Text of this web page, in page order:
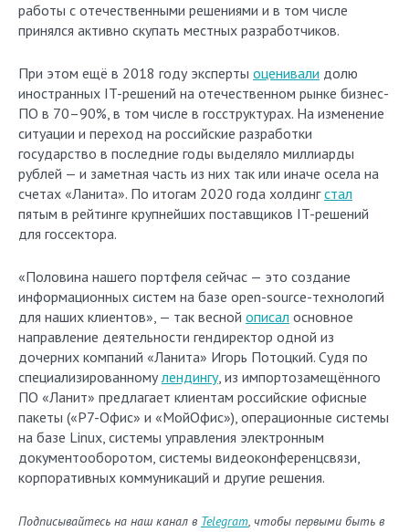
работы с отечественными решениями и в том числе
принялся активно скупать местных разработчиков.
При этом ещё в 2018 году эксперты оценивали долю
иностранных IT-решений на отечественном рынке бизнес-
ПО в 70–90%, в том числе в госструктурах. На изменение
ситуации и переход на российские разработки
государство в последние годы выделяло миллиарды
рублей — и заметная часть из них так или иначе осела на
счетах «Ланита». По итогам 2020 года холдингстал
пятым в рейтинге крупнейших поставщиков IT-решений
для госсектора.
«Половина нашего портфеля сейчас — это создание
информационных систем на базе open-source-технологий
для наших клиентов», — так весной описал основное
направление деятельности гендиректор одной из
дочерних компаний «Ланита» Игорь Потоцкий. Судя по
специализированномулендингу, из импортозамещённого
ПО «Ланит» предлагает клиентам российские офисные
пакеты («Р7-Офис» и «МойОфис»), операционные системы
на базе Linux, системы управления электронным
документооборотом, системы видеоконференцсвязи,
корпоративных коммуникаций и другие решения.
Подписывайтесь на наш канал в Telegram, чтобы первыми быть в